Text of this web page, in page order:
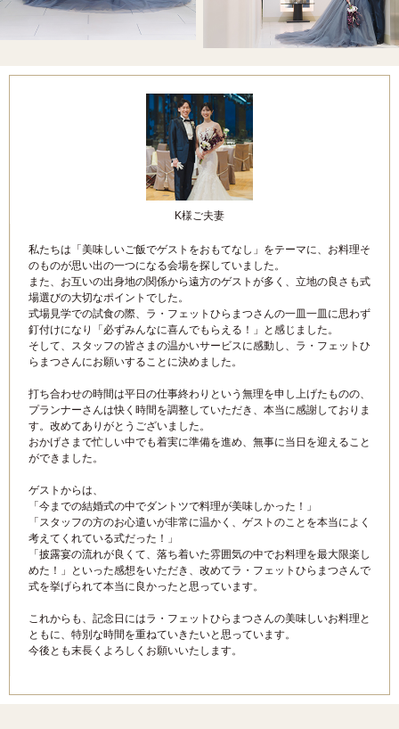
K様ご夫妻
私たちは「美味しいご飯でゲストをおもてなし」をテーマに、お料理そ
のものが思い出の一つになる会場を探していました。
また、お互いの出身地の関係から遠方のゲストが多く、立地の良さも式
場選びの大切なポイントでした。
式場見学での試食の際、ラ・フェットひらまつさんの一皿一皿に思わず
釘付けになり「必ずみんなに喜んでもらえる！」と感じました。
そして、スタッフの皆さまの温かいサービスに感動し、ラ・フェットひ
らまつさんにお願いすることに決めました。
打ち合わせの時間は平日の仕事終わりという無理を申し上げたものの、
プランナーさんは快く時間を調整していただき、本当に感謝しておりま
す。改めてありがとうございました。
おかげさまで忙しい中でも着実に準備を進め、無事に当日を迎えること
ができました。
ゲストからは、
「今までの結婚式の中でダントツで料理が美味しかった！」
「スタッフの方のお心遣いが非常に温かく、ゲストのことを本当によく
考えてくれている式だった！」
「披露宴の流れが良くて、落ち着いた雰囲気の中でお料理を最大限楽し
めた！」といった感想をいただき、改めてラ・フェットひらまつさんで
式を挙げられて本当に良かったと思っています。
これからも、記念日にはラ・フェットひらまつさんの美味しいお料理と
ともに、特別な時間を重ねていきたいと思っています。
今後とも末長くよろしくお願いいたします。